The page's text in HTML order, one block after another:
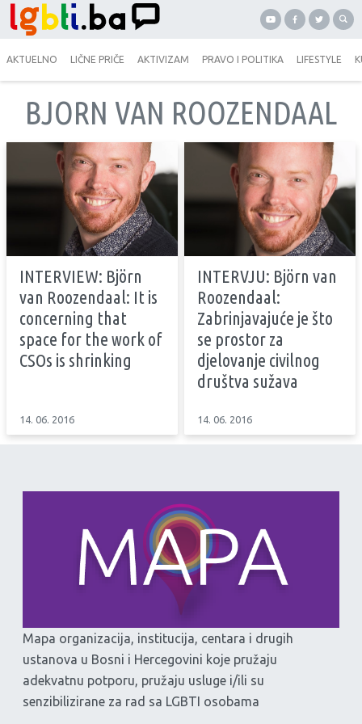
AKTUELNO LIČNE PRIČE AKTIVIZAM PRAVO I POLITIKA LIFESTYLE
BJORN VAN ROOZENDAAL
INTERVIEW: Björn
van Roozendaal: It is
concerning that
space for the work of
CSOs is shrinking
14. 06. 2016
INTERVJU: Björn van
Roozendaal:
Zabrinjavajuće je što
se prostor za
djelovanje civilnog
društva sužava
14. 06. 2016
Mapa organizacija, institucija, centara i drugih
ustanova u Bosni i Hercegovini koje pružaju
adekvatnu potporu, pružaju usluge i/ili su
senzibilizirane za rad sa LGBTI osobama